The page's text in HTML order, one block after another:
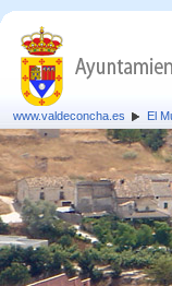
www.valdeconcha.es El